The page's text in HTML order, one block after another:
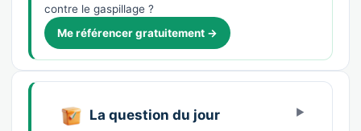
contre le gaspillage ?
Me référencer gratuitement →
La question du jour